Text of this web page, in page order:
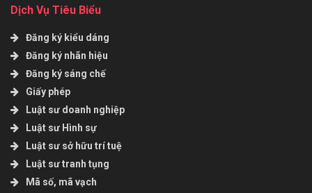
Dịch Vụ Tiêu Biểu
Đăng ký kiểu dáng
Đăng ký nhãn hiệu
Đăng ký sáng chế
Giấy phép
Luật sư doanh nghiệp
Luật sư Hình sự
Luật sư sở hữu trí tuệ
Luật sư tranh tụng
Mã số, mã vạch